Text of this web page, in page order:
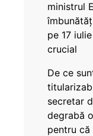
ministrul
pe 17
crucial
De ce
secretar
degrabă
pentru